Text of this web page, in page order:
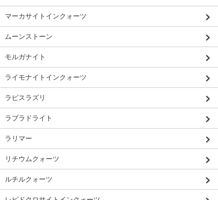
マーカサイトインクォーツ
ムーンストーン
モルガナイト
ライモナイトインクォーツ
ラピスラズリ
ラブラドライト
ラリマー
リチウムクォーツ
ルチルクォーツ